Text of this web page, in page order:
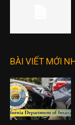
BÀI VIẾT MỚI